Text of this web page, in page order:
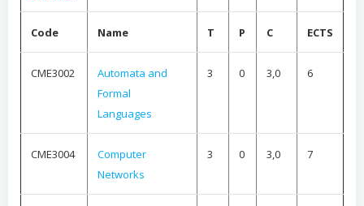
Code Name T P C ECTS
CME3002
Automata and
Formal
Languages
3 0 3,0 6
CME3004
Computer
Networks
3 0 3,0 7